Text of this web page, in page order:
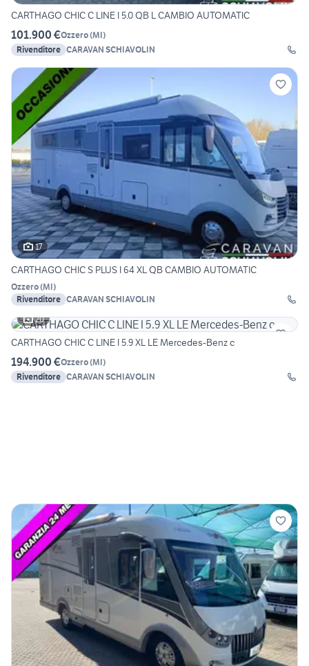
CARTHAGO CHIC C LINE I 5.0 QB L CAMBIO AUTOMATIC
101.900 €Ozzero(MI)
Rivenditore CARAVAN SCHIAVOLIN
17
CARTHAGO CHIC S PLUS I 64 XL QB CAMBIO AUTOMATIC
Ozzero(MI)
Rivenditore CARAVAN SCHIAVOLIN
20
CARTHAGO CHIC C LINE I 5.9 XL LE Mercedes-Benz c
194.900 €Ozzero(MI)
Rivenditore CARAVAN SCHIAVOLIN